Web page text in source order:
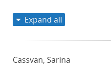
Expand all
Cassvan, Sarina